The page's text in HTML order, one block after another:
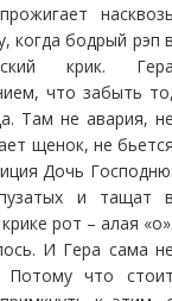
когда бодрый рэп
крик.
что забыть
Там не авария,
щенок, не
Дочь
и тащат
рот – алая
И Гера сама
Потому что